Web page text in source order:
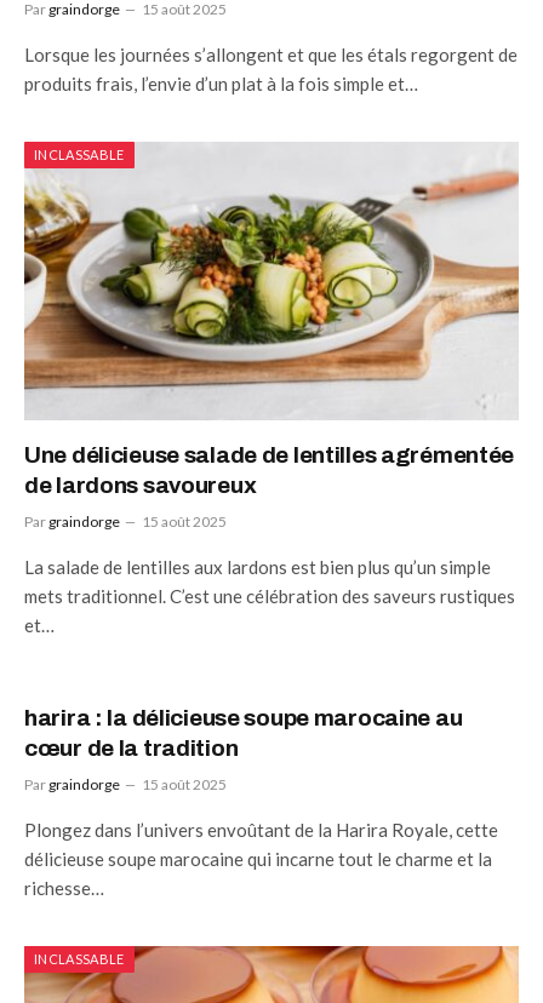
Par graindorge 15 août 2025
Lorsque les journées s’allongent et que les étals regorgent de
produits frais, l’envie d’un plat à la fois simple et…
INCLASSABLE
Une délicieuse salade de lentilles agrémentée
de lardons savoureux
Par graindorge 15 août 2025
La salade de lentilles aux lardons est bien plus qu’un simple
mets traditionnel. C’est une célébration des saveurs rustiques
et…
harira : la délicieuse soupe marocaine au
cœur de la tradition
Par graindorge 15 août 2025
Plongez dans l’univers envoûtant de la Harira Royale, cette
délicieuse soupe marocaine qui incarne tout le charme et la
richesse…
INCLASSABLE